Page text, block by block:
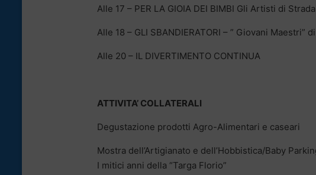
Alle 17 – PER LA GIOIA DEI BIMBI Gli Artisti di
Alle 18 – GLI SBANDIERATORI – ” Giovani Maestri”
Alle 20 – IL DIVERTIMENTO CONTINUA
ATTIVITA’ COLLATERALI
Degustazione prodotti Agro-Alimentari e caseari
Mostra dell’Artigianato e dell’Hobbistica/Baby
I mitici anni della “Targa Florio”